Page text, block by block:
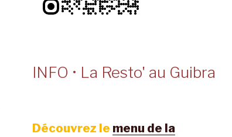
INFO • La Resto' au Guibra
Découvrez le menu de la